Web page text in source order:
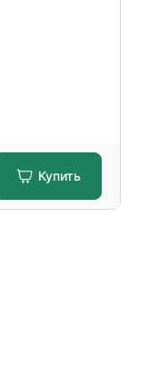
Купить